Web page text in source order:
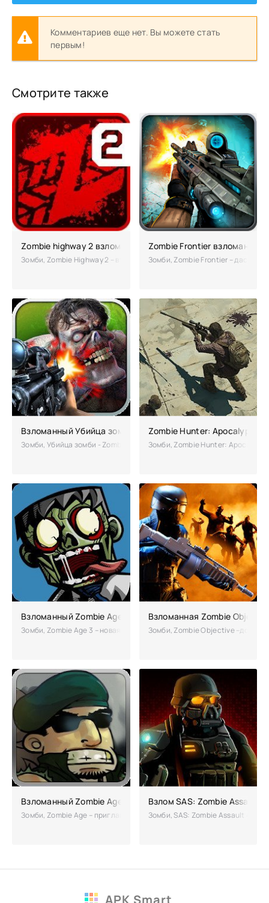
Комментариев еще нет. Вы можете стать
первым!
Смотрите также
Zombie highway 2 взломанная (много денег)
Зомби, Zombie Highway 2 – вторая часть зомби-экшена
Zombie Frontier
Зомби, Zombie Frontier – даст
Взломанный Убийца зомби - Zombie Killer (Мод)
Зомби, Убийца зомби - Zombie Killer – один из лучших тиров в жанре
Zombie Hunter: Apocalypse
Зомби, Zombie Hunter:
Взломанный Zombie Age 3 (Мод много денег)
Зомби, Zombie Age 3 – новая часть зомби-экшена. И раз вы уже
Взломанная Zombie
Зомби, Zombie Objective
Взломанный Zombie Age (Мод на бесконечные деньги)
Зомби, Zombie Age – приглашает на охоту на зомби. А как нравится
Взлом SAS: Zombie Assault
Зомби, SAS: Zombie Assault 4 –
APK Smart